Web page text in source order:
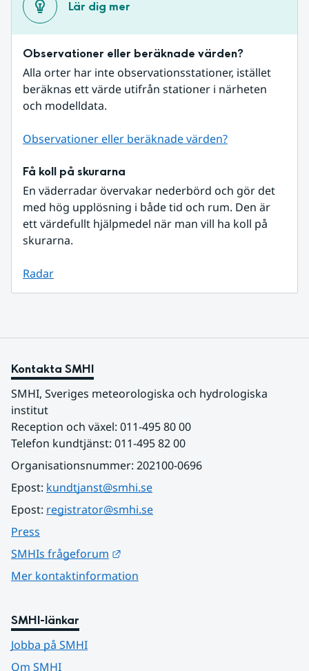
Lär dig mer
Observationer eller beräknade värden?
Alla orter har inte observationsstationer, istället
beräknas ett värde utifrån stationer i närheten
och modelldata.
Observationer eller beräknade värden?
Få koll på skurarna
En väderradar övervakar nederbörd och gör det
med hög upplösning i både tid och rum. Den är
ett värdefullt hjälpmedel när man vill ha koll på
skurarna.
Radar
Kontakta SMHI
SMHI, Sveriges meteorologiska och hydrologiska
institut
Reception och växel: 011-495 80 00
Telefon kundtjänst: 011-495 82 00
Organisationsnummer: 202100-0696
Epost: kundtjanst@smhi.se
Epost: registrator@smhi.se
Press
SMHIs frågeforum
Mer kontaktinformation
SMHI-länkar
Jobba på SMHI
Om SMHI